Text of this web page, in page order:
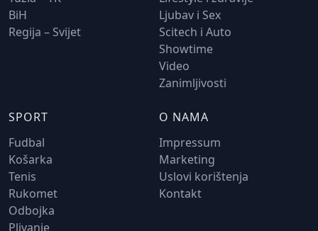
BiH
Regija – Svijet
Ljubav i Sex
Scitech i Auto
Showtime
Video
Zanimljivosti
SPORT
Fudbal
Košarka
Tenis
Rukomet
Odbojka
Plivanje
O NAMA
Impressum
Marketing
Uslovi korištenja
Kontakt